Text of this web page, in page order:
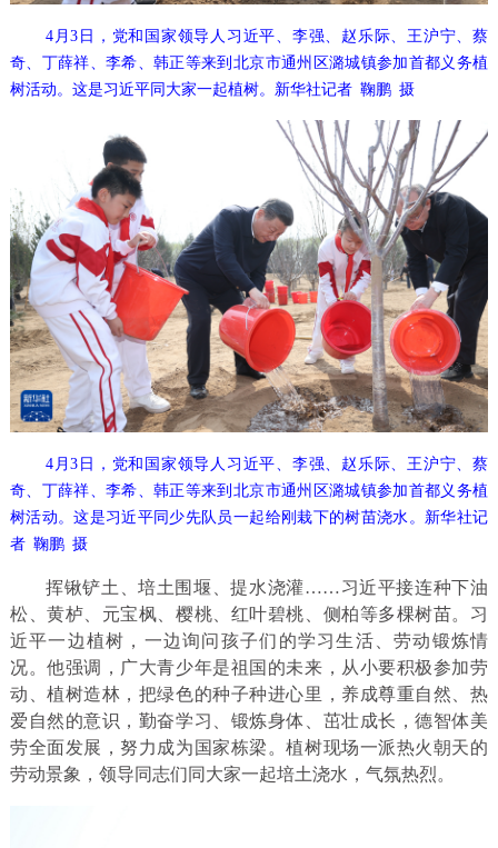
4月3日，党和国家领导人习近平、李强、赵乐际、王沪宁、蔡
奇、丁薛祥、李希、韩正等来到北京市通州区潞城镇参加首都义务植
树活动。这是习近平同大家一起植树。新华社记者 鞠鹏 摄
4月3日，党和国家领导人习近平、李强、赵乐际、王沪宁、蔡
奇、丁薛祥、李希、韩正等来到北京市通州区潞城镇参加首都义务植
树活动。这是习近平同少先队员一起给刚栽下的树苗浇水。新华社记
者 鞠鹏 摄
挥锹铲土、培土围堰、提水浇灌……习近平接连种下油
松、黄栌、元宝枫、樱桃、红叶碧桃、侧柏等多棵树苗。习
近平一边植树，一边询问孩子们的学习生活、劳动锻炼情
况。他强调，广大青少年是祖国的未来，从小要积极参加劳
动、植树造林，把绿色的种子种进心里，养成尊重自然、热
爱自然的意识，勤奋学习、锻炼身体、茁壮成长，德智体美
劳全面发展，努力成为国家栋梁。植树现场一派热火朝天的
劳动景象，领导同志们同大家一起培土浇水，气氛热烈。